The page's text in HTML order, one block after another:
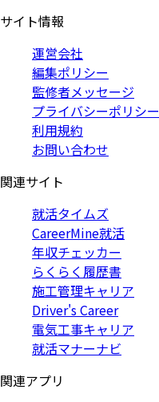
サイト情報
運営会社
編集ポリシー
監修者メッセージ
プライバシーポリシー
利用規約
お問い合わせ
関連サイト
就活タイムズ
CareerMine就活
年収チェッカー
らくらく履歴書
施工管理キャリア
Driver's Career
電気工事キャリア
就活マナーナビ
関連アプリ